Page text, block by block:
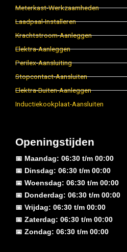
Meterkast-Werkzaamheden
Laadpaal-Installeren
Krachtstroom-Aanleggen
Elektra-Aanleggen
Perilex-Aansluiting
Stopcontact-Aansluiten
Elektra-Buiten-Aanleggen
Inductiekookplaat-Aansluiten
Openingstijden
📅 Maandag: 06:30 t/m 00:00
📅 Dinsdag: 06:30 t/m 00:00
📅 Woensdag: 06:30 t/m 00:00
📅 Donderdag: 06:30 t/m 00:00
📅 Vrijdag: 06:30 t/m 00:00
📅 Zaterdag: 06:30 t/m 00:00
📅 Zondag: 06:30 t/m 00:00